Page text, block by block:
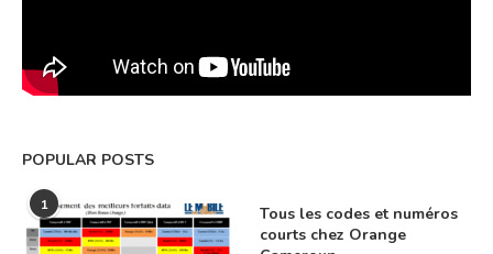
POPULAR POSTS
1
Tous les codes et numéros
courts chez Orange